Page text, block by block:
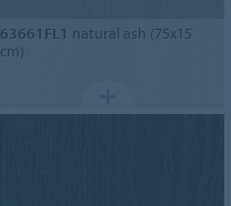
63661FL1 natural ash (75x15
cm)